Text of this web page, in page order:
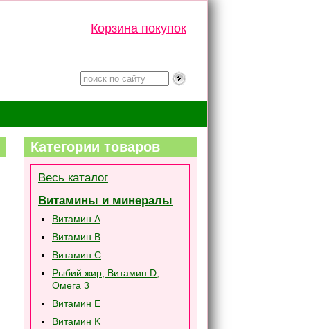
Корзина покупок
Категории товаров
Весь каталог
Витамины и минералы
Витамин А
Витамин В
Витамин C
Рыбий жир, Витамин D,
Омега 3
Витамин Е
Витамин K